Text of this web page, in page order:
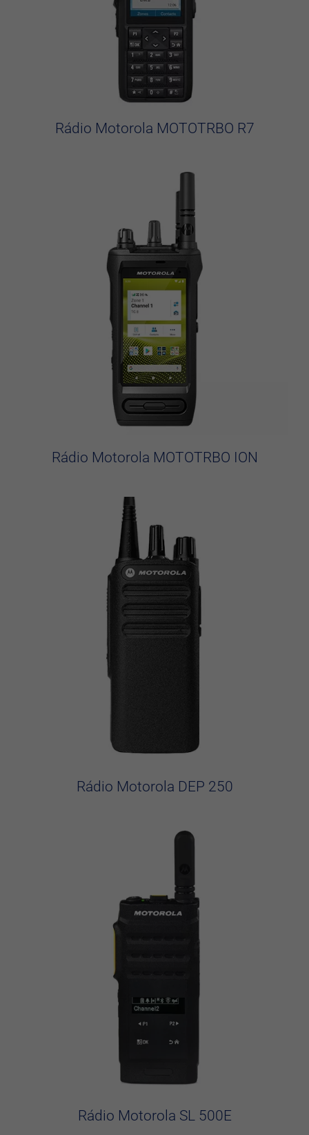
Rádio Motorola MOTOTRBO R7
Rádio Motorola MOTOTRBO ION
Rádio Motorola DEP 250
Rádio Motorola SL 500E